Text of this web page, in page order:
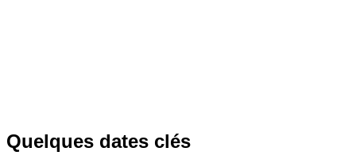
Quelques dates clés